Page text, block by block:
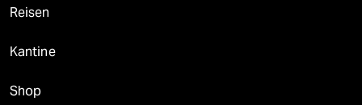
Reisen
Kantine
Shop